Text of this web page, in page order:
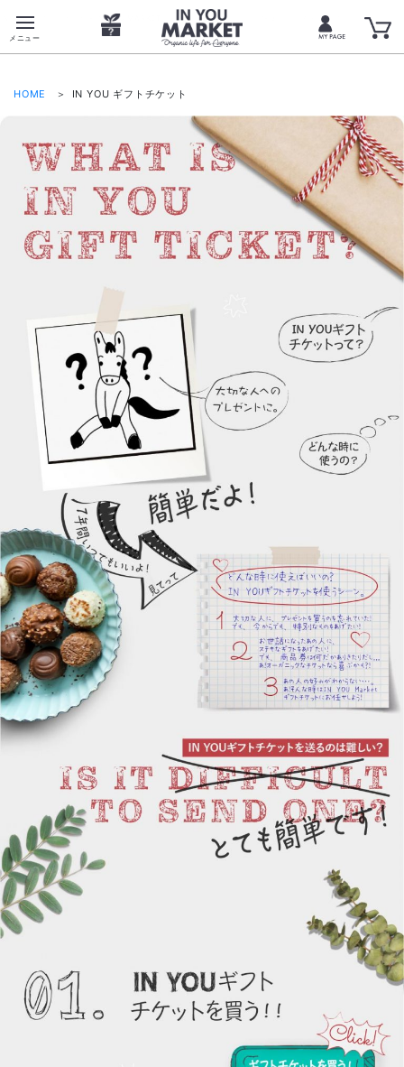
IN YOU ギフトチケット - IN YOU MARKET｜厳選オーガニックショップ-食品・コスメ・サプリ
HOME IN YOU ギフトチケット